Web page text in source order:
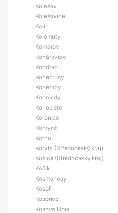
Kolešov
Kolešovice
Kolín
Kolomuty
Komárov
Konárovice
Kondrac
Koněprusy
Konětopy
Konojedy
Konopiště
Kořenice
Korkyně
Korno
Koryta (Středočeský kraj)
Košice (Středočeský kraj)
Košík
Kosmonosy
Kosoř
Kosořice
Kosova Hora